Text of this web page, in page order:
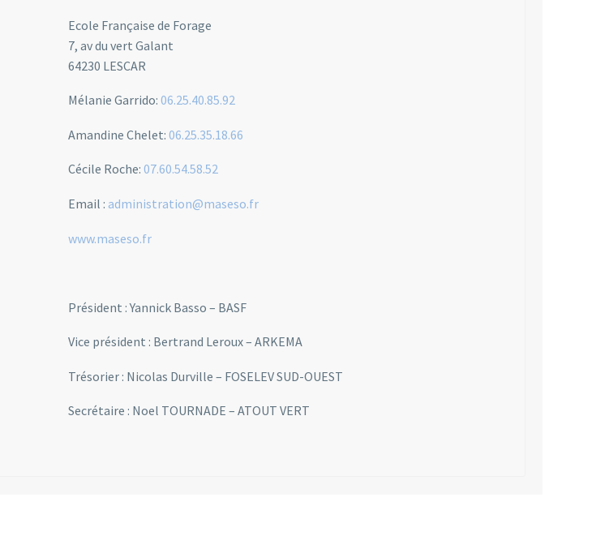
Ecole Française de Forage
7, av du vert Galant
64230 LESCAR
Mélanie Garrido: 06.25.40.85.92
Amandine Chelet: 06.25.35.18.66
Cécile Roche: 07.60.54.58.52
Email : administration@maseso.fr
www.maseso.fr
Président : Yannick Basso – BASF
Vice président : Bertrand Leroux – ARKEMA
Trésorier : Nicolas Durville – FOSELEV SUD-OUEST
Secrétaire : Noel TOURNADE – ATOUT VERT